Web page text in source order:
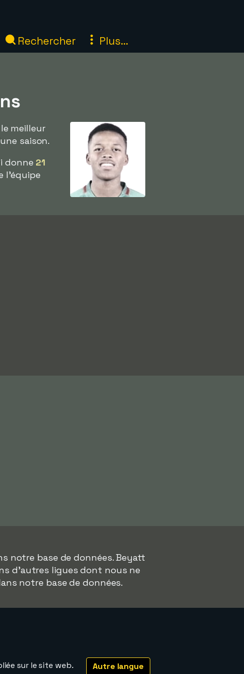
Rechercher Plus...
meilleur
saison.
donne 21
l'équipe
notre base de données. Beyatt
d'autres ligues dont nous ne
notre base de données.
Autre langue
sur le site web.